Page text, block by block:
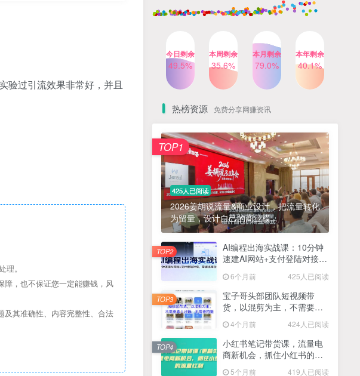
验过引流效果非常好，并且
理。
障，也不保证您一定能赚钱，风
及其准确性、内容完整性、合法
公众号流量主之星座盘点赛
3个月前
TOP5
AI商业编程智能体开发课：
掌握LangChain+LangGraph
构建多智能体协同架构的核
4个月前 417人已阅读
TOP6
1 ? 零加盟费｜红颜搭全国城市代理商招募正式启动！
淘宝天猫盈利突破特训营25年12月线下课，系统性的深度剖析电商企业经营之道，打造电商标准化运营体系
3 抓亚马逊漏洞，免去店铺月租，一个流量大竞争小，让你有机会成大卖的赛道
2025最新零撸项目，一部手机就可以操作，20秒一单，零投入纯薅羊毛，无门槛，一天200+【揭秘】
5 线上陪伴项目玩法，聊聊天就有收益的项目，一个月收益5000+
6 全网首发！答案之书网页版，全新玩法，搭配文档和网页，日入1k+零门槛小白首选副业
7 25年7月小红书女粉新玩法，公域转私域变现，日轻松变现2张+，5分钟简单复制好上手
8 情趣内衣暴利玩法，冷门赛道，日入1k+
9 在家就能做的项目，一天轻松300+，操作简单上手快
10 2025年百家号AI图文掘金，手机操作单号月入4-5位数，低门槛【附指令+工具】
今日剩余
49.5%
本周剩余
35.6%
本月剩余
79.0%
本年剩余
40.1%
热榜资源 免费分享网赚资讯
425人已阅读
2026姜胡说流量&商业设计，把流量转化
为留量，设计自己的商业模...
TOP1
AI编程出海实战课：10分钟
速建AI网站+支付登陆对接，
6个月前 425人已阅读
TOP2
宝子哥头部团队短视频带
货，以混剪为主，不需要真
26年3月】
4个月前 424人已阅读
TOP3
小红书笔记带货课，流量电
商新机会，抓住小红书的流
5个月前 419人已阅读
TOP4